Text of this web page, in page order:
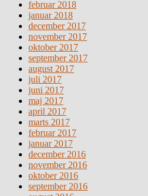
februar 2018
januar 2018
december 2017
november 2017
oktober 2017
september 2017
august 2017
juli 2017
juni 2017
maj 2017
april 2017
marts 2017
februar 2017
januar 2017
december 2016
november 2016
oktober 2016
september 2016